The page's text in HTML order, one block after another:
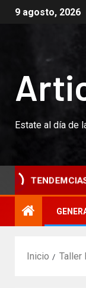
9 agosto, 2026
Estate al día de
Resumen para
Inicio Taller